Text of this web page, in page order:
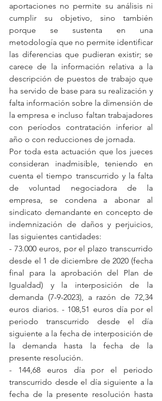
aportaciones no permite su análisis ni
cumplir su objetivo, sino también
porque se sustenta en una
metodología que no permite identificar
las diferencias que pudieran existir; se
carece de la información relativa a la
descripción de puestos de trabajo que
ha servido de base para su realización y
falta información sobre la dimensión de
la empresa e incluso faltan trabajadores
con períodos contratación inferior al
año o con reducciones de jornada.
Por toda esta actuación que los jueces
consideran inadmisible, teniendo en
cuenta el tiempo transcurrido y la falta
de voluntad negociadora de la
empresa, se condena a abonar al
sindicato demandante en concepto de
indemnización de daños y perjuicios,
las siguientes cantidades:
- 73.000 euros, por el plazo transcurrido
desde el 1 de diciembre de 2020 (fecha
final para la aprobación del Plan de
Igualdad) y la interposición de la
demanda (7-9-2023), a razón de 72,34
euros diarios. - 108,51 euros día por el
periodo transcurrido desde el día
siguiente a la fecha de interposición de
la demanda hasta la fecha de la
presente resolución.
- 144,68 euros día por el periodo
transcurrido desde el día siguiente a la
fecha de la presente resolución hasta